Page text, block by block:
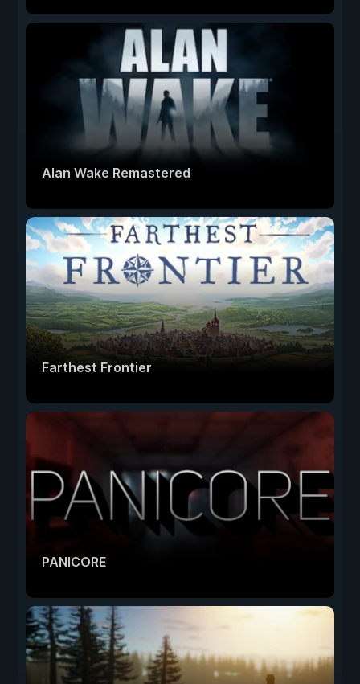
Alan Wake Remastered
Farthest Frontier
PANICORE